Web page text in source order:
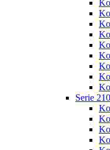
Serie